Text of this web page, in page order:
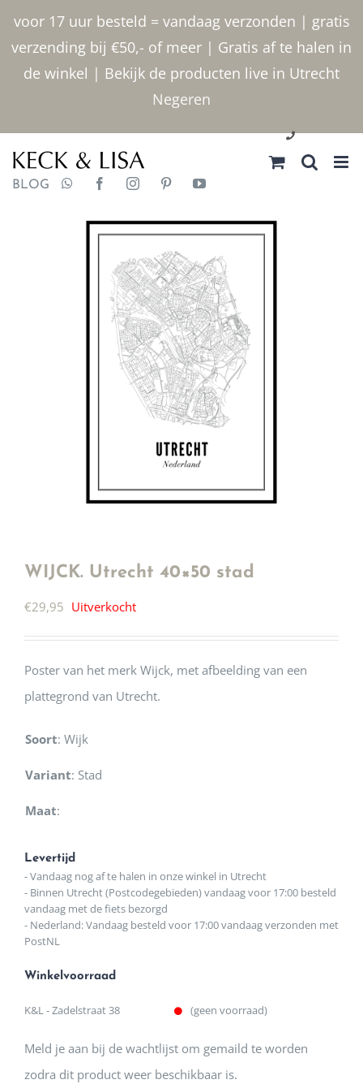
voor 17 uur besteld = vandaag verzonden | gratis
verzending bij €50,- of meer | Gratis af te halen in
de winkel | Bekijk de producten live in Utrecht
Negeren
inhoud
030 2400000
BLOG
WIJCK. Utrecht 40×50 stad
€29,95 Uitverkocht
Poster van het merk Wijck, met afbeelding van een
plattegrond van Utrecht.
Soort: Wijk
Variant: Stad
Maat:
Levertijd
- Vandaag nog af te halen in onze winkel in Utrecht
- Binnen Utrecht (Postcodegebieden) vandaag voor 17:00 besteld
vandaag met de fiets bezorgd
- Nederland: Vandaag besteld voor 17:00 vandaag verzonden met
PostNL
Winkelvoorraad
K&L - Zadelstraat 38 (geen voorraad)
Meld je aan bij de wachtlijst om gemaild te worden
zodra dit product weer beschikbaar is.